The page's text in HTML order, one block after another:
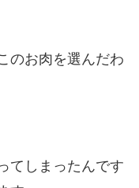
のお肉を選んだわ
てしまったんです